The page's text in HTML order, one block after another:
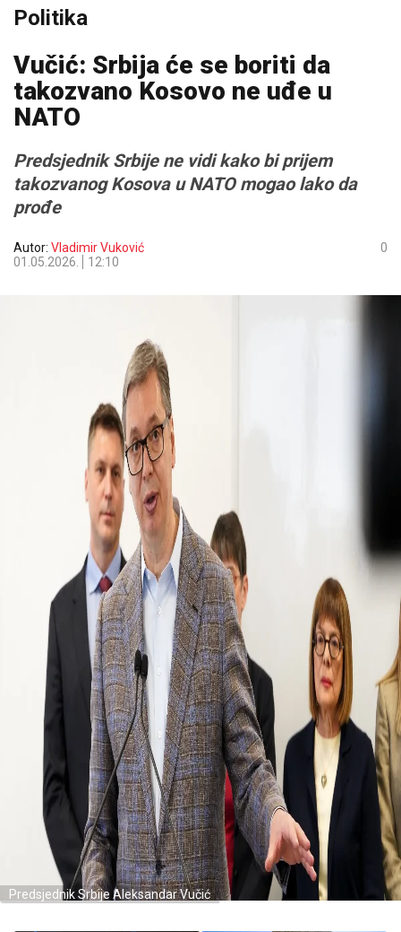
Politika
Vučić: Srbija će se boriti da
takozvano Kosovo ne uđe u
NATO
Predsjednik Srbije ne vidi kako bi prijem
takozvanog Kosova u NATO mogao lako da
prođe
Autor: Vladimir Vuković
01.05.2026.
12:10
0
Predsjednik Srbije Aleksandar Vučić